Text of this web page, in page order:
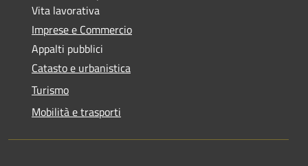
Vita lavorativa
Imprese e Commercio
Appalti pubblici
Catasto e urbanistica
Turismo
Mobilità e trasporti